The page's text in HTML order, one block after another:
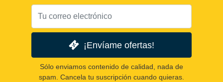
¡Envíame ofertas!
Sólo enviamos contenido de calidad, nada de
spam. Cancela tu suscripción cuando quieras.